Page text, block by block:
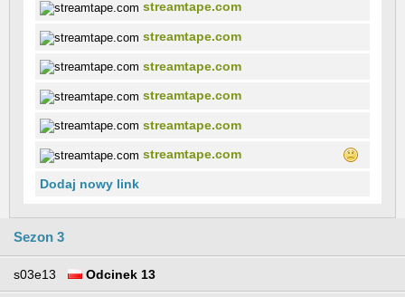
streamtape.com
streamtape.com
streamtape.com
streamtape.com
streamtape.com
streamtape.com
Dodaj nowy link
Sezon 3
s03e13 Odcinek 13